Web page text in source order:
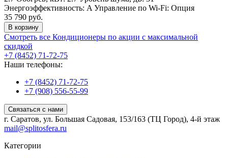
Энергоэффективность: A Управление по Wi-Fi: Опция
35 790 руб.
В корзину
Смотреть все Кондиционеры по акции с максимальной
скидкой
+7 (8452) 71-72-75
Наши телефоны:
+7 (8452) 71-72-75
+7 (908) 556-55-99
Связаться с нами
г. Саратов, ул. Большая Садовая, 153/163 (ТЦ Город), 4-й этаж
mail@splitosfera.ru
Категории